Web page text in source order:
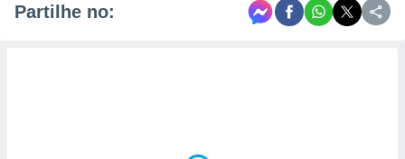
Partilhe no: